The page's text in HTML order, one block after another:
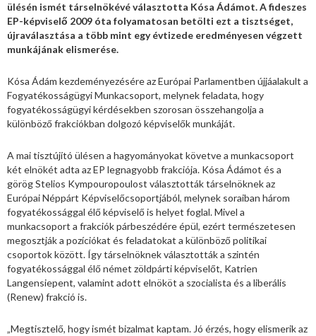
ülésén ismét társelnökévé választotta Kósa Ádámot. A fideszes
EP-képviselő 2009 óta folyamatosan betölti ezt a tisztséget,
újraválasztása a több mint egy évtizede eredményesen végzett
munkájának elismerése.
Kósa Ádám kezdeményezésére az Európai Parlamentben újjáalakult a
Fogyatékosságügyi Munkacsoport, melynek feladata, hogy
fogyatékosságügyi kérdésekben szorosan összehangolja a
különböző frakciókban dolgozó képviselők munkáját.
A mai tisztújító ülésen a hagyományokat követve a munkacsoport
két elnökét adta az EP legnagyobb frakciója. Kósa Ádámot és a
görög Stelios Kympouropoulost választották társelnöknek az
Európai Néppárt Képviselőcsoportjából, melynek soraiban három
fogyatékossággal élő képviselő is helyet foglal. Mivel a
munkacsoport a frakciók párbeszédére épül, ezért természetesen
megosztják a pozíciókat és feladatokat a különböző politikai
csoportok között. Így társelnöknek választották a szintén
fogyatékossággal élő német zöldpárti képviselőt, Katrien
Langensiepent, valamint adott elnököt a szocialista és a liberális
(Renew) frakció is.
„Megtisztelő, hogy ismét bizalmat kaptam. Jó érzés, hogy elismerik az